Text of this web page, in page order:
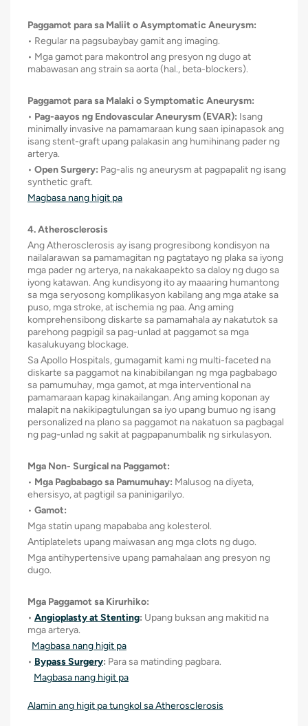
Paggamot para sa Maliit o Asymptomatic Aneurysm:
• Regular na pagsubaybay gamit ang imaging.
• Mga gamot para makontrol ang presyon ng dugo at
mabawasan ang strain sa aorta (hal., beta-blockers).
Paggamot para sa Malaki o Symptomatic Aneurysm:
• Pag-aayos ng Endovascular Aneurysm (EVAR): Isang
minimally invasive na pamamaraan kung saan ipinapasok ang
isang stent-graft upang palakasin ang humihinang pader ng
arterya.
• Open Surgery: Pag-alis ng aneurysm at pagpapalit ng isang
synthetic graft.
Magbasa nang higit pa
4. Atherosclerosis
Ang Atherosclerosis ay isang progresibong kondisyon na
nailalarawan sa pamamagitan ng pagtatayo ng plaka sa iyong
mga pader ng arterya, na nakakaapekto sa daloy ng dugo sa
iyong katawan. Ang kundisyong ito ay maaaring humantong
sa mga seryosong komplikasyon kabilang ang mga atake sa
puso, mga stroke, at ischemia ng paa. Ang aming
komprehensibong diskarte sa pamamahala ay nakatutok sa
parehong pagpigil sa pag-unlad at paggamot sa mga
kasalukuyang blockage.
Sa Apollo Hospitals, gumagamit kami ng multi-faceted na
diskarte sa paggamot na kinabibilangan ng mga pagbabago
sa pamumuhay, mga gamot, at mga interventional na
pamamaraan kapag kinakailangan. Ang aming koponan ay
malapit na nakikipagtulungan sa iyo upang bumuo ng isang
personalized na plano sa paggamot na nakatuon sa pagbagal
ng pag-unlad ng sakit at pagpapanumbalik ng sirkulasyon.
Mga Non- Surgical na Paggamot:
• Mga Pagbabago sa Pamumuhay: Malusog na diyeta,
ehersisyo, at pagtigil sa paninigarilyo.
• Gamot:
Mga statin upang mapababa ang kolesterol.
Antiplatelets upang maiwasan ang mga clots ng dugo.
Mga antihypertensive upang pamahalaan ang presyon ng
dugo.
Mga Paggamot sa Kirurhiko:
• Angioplasty at Stenting: Upang buksan ang makitid na
mga arterya.
Magbasa nang higit pa
• Bypass Surgery: Para sa matinding pagbara.
Magbasa nang higit pa
Alamin ang higit pa tungkol sa Atherosclerosis